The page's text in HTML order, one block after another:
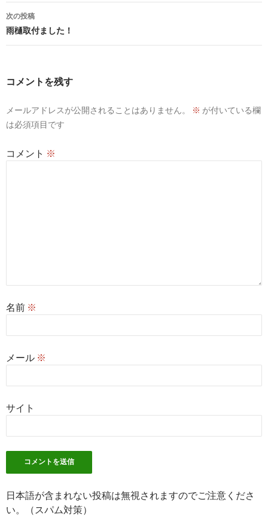
ナ
ビ
ョ
次の投稿
雨樋取付ました！
コメントを残す
メールアドレスが公開されることはありません。 ※ が付いている欄
は必須項目です
コメント ※
名前 ※
メール ※
サイト
日本語が含まれない投稿は無視されますのでご注意くださ
い。（スパム対策）